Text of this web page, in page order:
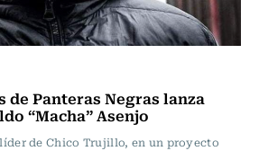
de Panteras Negras lanza
“Macha” Asenjo
de Chico Trujillo, en un proyecto